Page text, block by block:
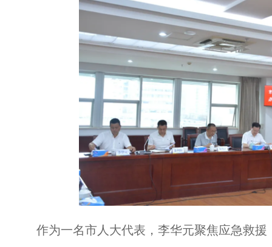
作为一名市人大代表，李华元聚焦应急救援